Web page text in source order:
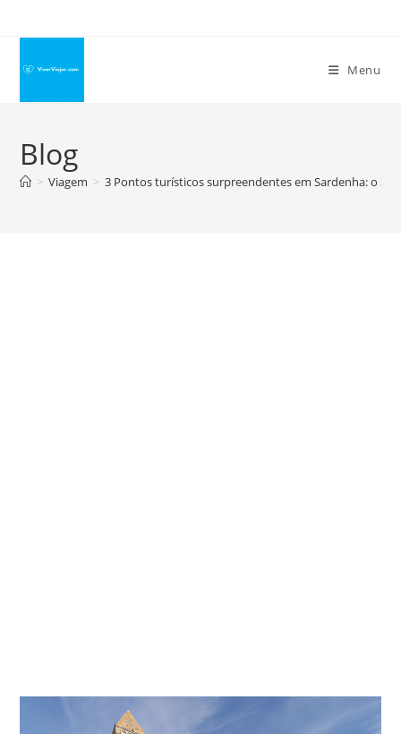
conteúdo
Menu
Blog
> Viagem > 3 Pontos turísticos surpreendentes em Sardenha: o 3º